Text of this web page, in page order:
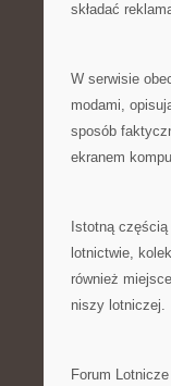
składać
W serwisie
modami,
sposób
ekranem
Istotną
lotnictwie,
również
niszy lotniczej.
Forum